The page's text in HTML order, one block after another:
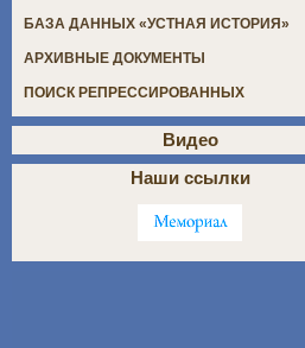
БАЗА ДАННЫХ «УСТНАЯ ИСТОРИЯ»
АРХИВНЫЕ ДОКУМЕНТЫ
ПОИСК РЕПРЕССИРОВАННЫХ
Видео
Наши ссылки